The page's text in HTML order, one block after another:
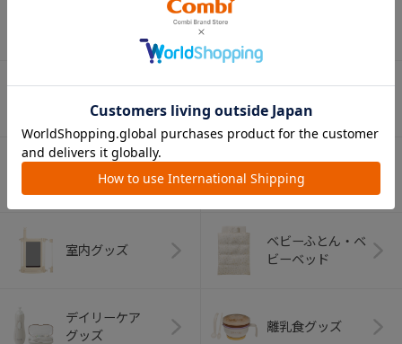
哺乳びん関連
グッズ
歯がため
おむつ・
トイレグッズ
室内グッズ
ベビーふとん・ベ
ビーベッド
デイリーケア
グッズ
離乳食グッズ